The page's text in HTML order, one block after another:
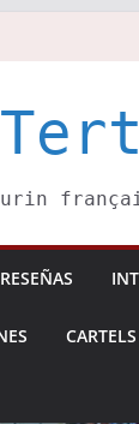
RESEÑAS
CARTELS